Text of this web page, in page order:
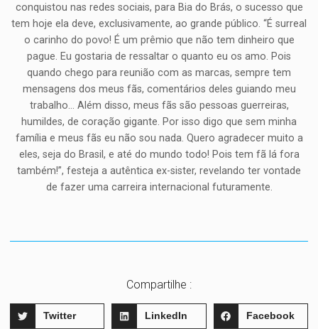
conquistou nas redes sociais, para Bia do Brás, o sucesso que
tem hoje ela deve, exclusivamente, ao grande público. “É surreal
o carinho do povo! É um prêmio que não tem dinheiro que
pague. Eu gostaria de ressaltar o quanto eu os amo. Pois
quando chego para reunião com as marcas, sempre tem
mensagens dos meus fãs, comentários deles guiando meu
trabalho… Além disso, meus fãs são pessoas guerreiras,
humildes, de coração gigante. Por isso digo que sem minha
família e meus fãs eu não sou nada. Quero agradecer muito a
eles, seja do Brasil, e até do mundo todo! Pois tem fã lá fora
também!”, festeja a autêntica ex-sister, revelando ter vontade
de fazer uma carreira internacional futuramente.
Compartilhe :
Twitter LinkedIn Facebook